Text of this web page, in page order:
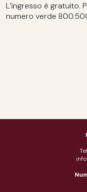
L’ingresso è gratuito.
numero verde